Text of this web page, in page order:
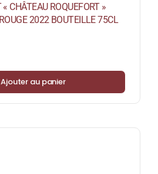
« CHÂTEAU ROQUEFORT »
2022 BOUTEILLE 75CL
Ajouter au panier